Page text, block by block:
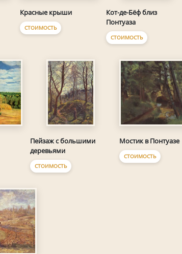
Красные крыши
СТОИМОСТЬ
Кот-де-Бёф близ
Понтуаза
СТОИМОСТЬ
Пейзаж с большими
деревьями
СТОИМОСТЬ
Мостик в Понтуазе
СТОИМОСТЬ